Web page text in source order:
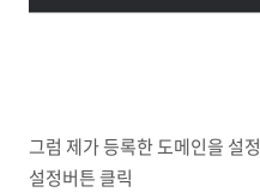
그럼 제가 등록한 도메인을 설
설정버튼 클릭